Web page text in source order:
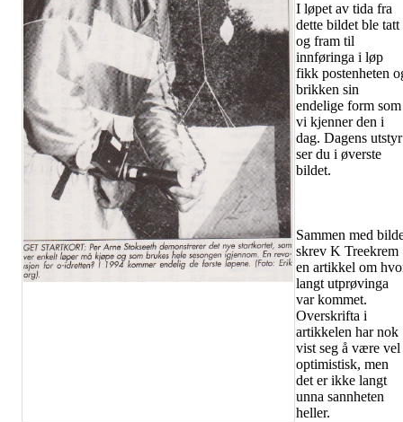
I løpet av tida fra
dette bildet ble tatt
og fram til
innføringa i løp
fikk postenheten
brikken sin
endelige form som
vi kjenner den i
dag. Dagens utstyr
ser du i øverste
bildet.
Sammen med
skrev K Treekrem
en artikkel om
langt utprøvinga
var kommet.
Overskrifta i
artikkelen har nok
vist seg å være vel
optimistisk, men
det er ikke langt
unna sannheten
heller.